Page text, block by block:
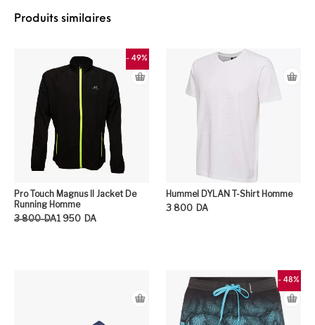
Produits similaires
- 49%
Pro Touch Magnus II Jacket De
Running Homme
3 800 DA
Le prix initial était : 3 800DA.
1 950 DA
Le prix actuel est : 1 950DA.
Hummel DYLAN T-Shirt Homme
3 800 DA
- 48%